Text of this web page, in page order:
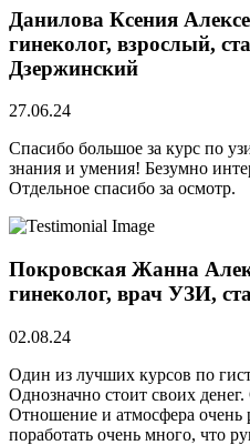
Данилова Ксения
гинеколог, взрослый,
Дзержинский
27.06.24
Спасибо большое за курс по
знания и умения! Безумно
Отдельное спасибо за осмотр.
Покровская Жанна
гинеколог, врач УЗИ,
02.08.24
Один из лучших курсов по
Однозначно стоит своих
Отношение и атмосфера очень
поработать очень много, что